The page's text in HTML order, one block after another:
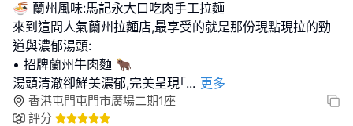
🍜 蘭州風味:馬記永大口吃肉手工拉麵
來到這間人氣蘭州拉麵店,最享受的就是那份現點現拉的勁
道與濃郁湯頭:
• 招牌蘭州牛肉麵 🐂
湯頭清澈卻鮮美濃郁,完美呈現｢... 更多
香港屯門屯門市廣場二期1座
評分